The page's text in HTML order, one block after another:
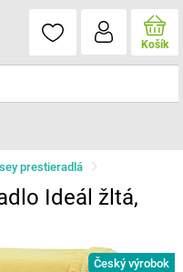
Košík
prestieradlá
Ideál žltá,
Český výrobok